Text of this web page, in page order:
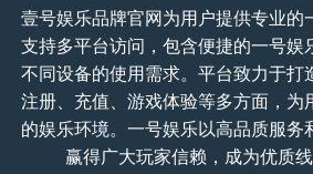
壹号娱乐品牌官网为用户提供专业的
支持多平台访问，包含便捷的一号娱
不同设备的使用需求。平台致力于打
注册、充值、游戏体验等多方面，为
的娱乐环境。一号娱乐以高品质服务
赢得广大玩家信赖，成为优质线